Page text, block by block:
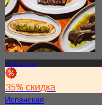
Чайнатаун
35% скидка
Испанская